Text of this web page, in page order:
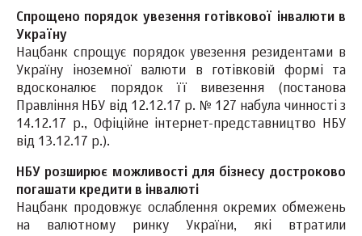
Спрощено порядок увезення готівкової інвалюти в
Україну
Нацбанк спрощує порядок увезення резидентами в
Україну іноземної валюти в готівковій формі та
вдосконалює порядок її вивезення (постанова
Правління НБУ від 12.12.17 р. № 127 набула чинності з
14.12.17 р., Офіційне інтернет-представництво НБУ
від 13.12.17 р.).
НБУ розширює можливості для бізнесу достроково
погашати кредити в інвалюті
Нацбанк продовжує ослаблення окремих обмежень
на валютному ринку України, які втратили